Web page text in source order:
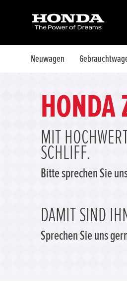
Neuwagen
HONDA
MIT
SCHLIFF.
Bitte sprechen Sie
DAMIT SIND
Sprechen Sie uns